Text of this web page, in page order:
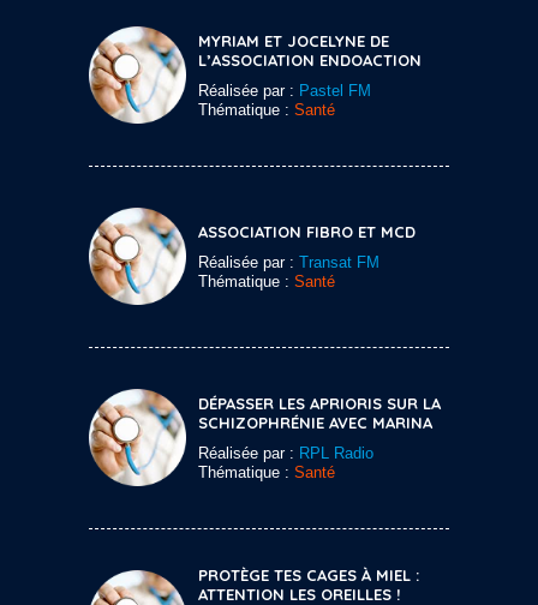
MYRIAM ET JOCELYNE DE
L’ASSOCIATION ENDOACTION
Réalisée par : Pastel FM
Thématique : Santé
ASSOCIATION FIBRO ET MCD
Réalisée par : Transat FM
Thématique : Santé
DÉPASSER LES APRIORIS SUR LA
SCHIZOPHRÉNIE AVEC MARINA
Réalisée par : RPL Radio
Thématique : Santé
PROTÈGE TES CAGES À MIEL :
ATTENTION LES OREILLES !